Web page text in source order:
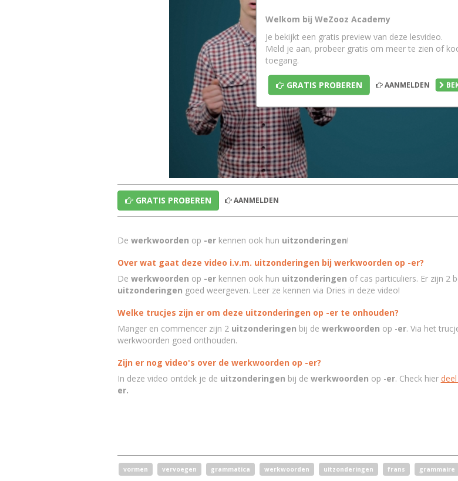
Welkom bij WeZooz Academy
Je bekijkt een gratis preview van deze lesvideo.
Meld je aan, probeer gratis om meer te zien of
toegang.
GRATIS PROBEREN AANMELDEN
GRATIS PROBEREN AANMELDEN
De werkwoorden op -erkennen ook hun uitzonderingen!
Over wat gaat deze video i.v.m. uitzonderingen bij werkwoorden op -er?
De werkwoorden op -erkennen ook hun uitzonderingen of cas particuliers. Er zijn 2
uitzonderingen goed weergeven. Leer ze kennen via Dries in deze video!
Welke trucjes zijn er om deze uitzonderingen op -er te onhouden?
Manger en commencer zijn 2 uitzonderingen bij de werkwoorden op -er. Via het
werkwoorden goed onthouden.
Zijn er nog video's over de werkwoorden op -er?
In deze video ontdek je de uitzonderingen bij de werkwoorden op -er. Check hier deel
er.
vormen vervoegen grammatica werkwoorden uitzonderingen frans grammaire